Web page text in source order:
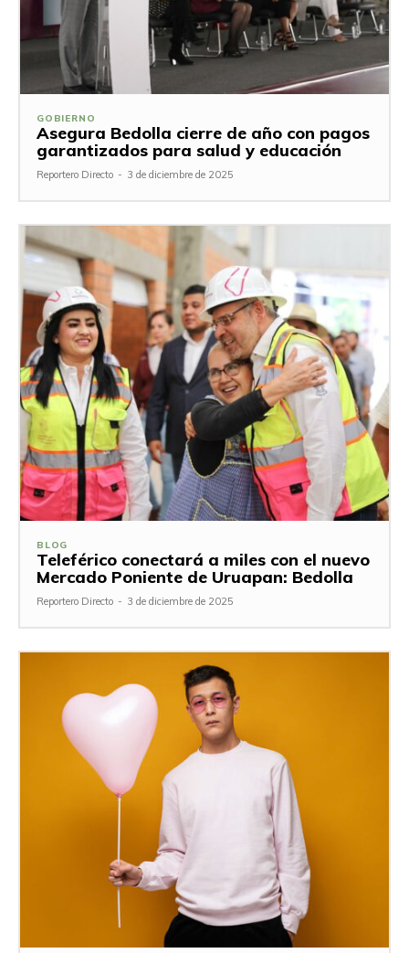
GOBIERNO
Asegura Bedolla cierre de año con pagos
garantizados para salud y educación
Reportero Directo - 3 de diciembre de 2025
BLOG
Teleférico conectará a miles con el nuevo
Mercado Poniente de Uruapan: Bedolla
Reportero Directo - 3 de diciembre de 2025